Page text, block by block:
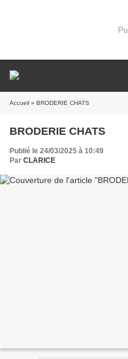
Accueil » BRODERIE CHATS
BRODERIE CHATS
Publié le 24/03/2025 à 10:49
Par CLARICE